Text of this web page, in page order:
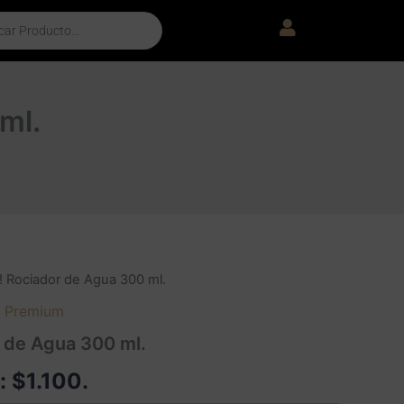
Rociador de Agua 300 ml.
de Agua 300 ml.
$1.100.